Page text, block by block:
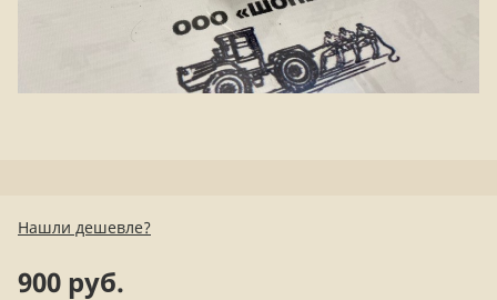
Нашли дешевле?
900 руб.